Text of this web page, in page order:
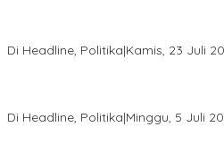
Di Headline, Politika|Kamis, 23 Juli
Di Headline, Politika|Minggu, 5 Juli